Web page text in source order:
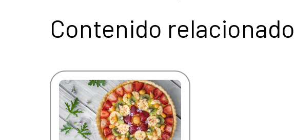
Contenido relacionado